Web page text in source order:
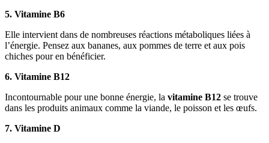
5. Vitamine B6
Elle intervient dans de nombreuses réactions métaboliques liées à
l’énergie. Pensez aux bananes, aux pommes de terre et aux pois
chiches pour en bénéficier.
6. Vitamine B12
Incontournable pour une bonne énergie, la vitamine B12 se trouve
dans les produits animaux comme la viande, le poisson et les œufs.
7. Vitamine D